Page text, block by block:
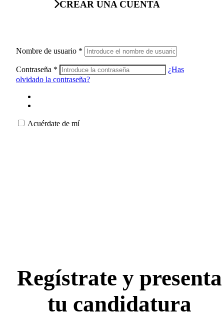
CREAR UNA CUENTA
Nombre de usuario *
Contraseña *
¿Has
olvidado la contraseña?
Acuérdate de mí
Regístrate y presenta
tu candidatura